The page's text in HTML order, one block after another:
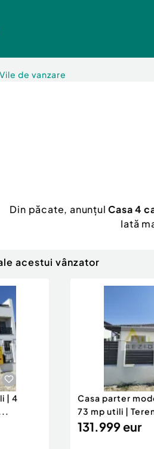
de vanzare
Din păcate, anunțulCasa 4
Iată
acestui vânzator
| 4
Casa parter
73 mp utili |
131.999 eur